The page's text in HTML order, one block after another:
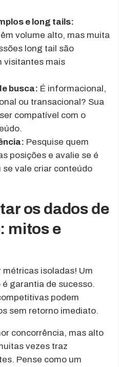
e long tails:
volume alto, mas muita
long tail são
visitantes mais
busca: É informacional,
ou transacional? Sua
compatível com o
Pesquise quem
posições e avalie se é
vale criar conteúdo
os dados de
mitos e
métricas isoladas! Um
garantia de sucesso.
podem
sem retorno imediato.
concorrência, mas alto
vezes traz
Pense como um